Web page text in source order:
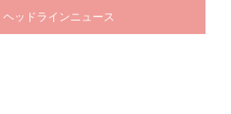
ヘッドラインニュース